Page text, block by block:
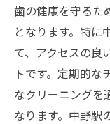
歯の健康を守るた
となります。特に
て、アクセスの良
トです。定期的
なクリーニングを
なります。中野駅